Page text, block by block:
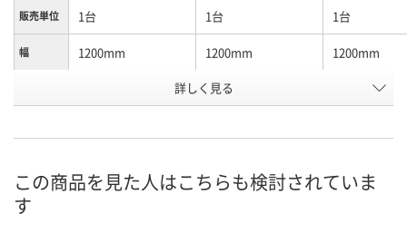
販売単位 1台 1台 1台
幅 1200mm 1200mm 1200mm
ナチュラル ホワイト
号
お届け日
詳しく見る
この商品を見た人はこちらも検討されていま
す